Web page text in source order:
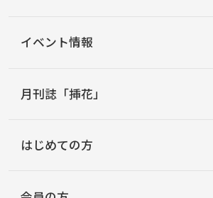
イベント情報
月刊誌「挿花」
はじめての方